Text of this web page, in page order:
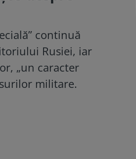
continuă
Rusiei, iar
„un caracter
militare.